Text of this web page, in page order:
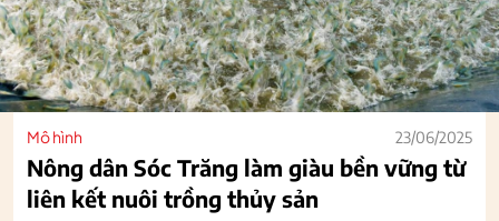
Mô hình 23/06/2025
Nông dân Sóc Trăng làm giàu bền vững từ
liên kết nuôi trồng thủy sản